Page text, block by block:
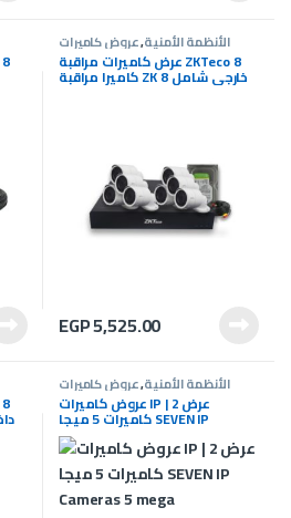
الأنظمة الأمنية,عروض كاميرات
المراقبة,كاميرات المراقبة
عرض كاميرات مراقبة ZKTeco 8
كاميرا مراقبة ZK 8 خارجي شامل
التركيب
EGP5,525.00
الأنظمة الأمنية,عروض كاميرات
المراقبة,كاميرات المراقبة
عروض كاميرات IP | عرض 2
كاميرات 5 ميجا SEVEN IP
Cameras 5 mega